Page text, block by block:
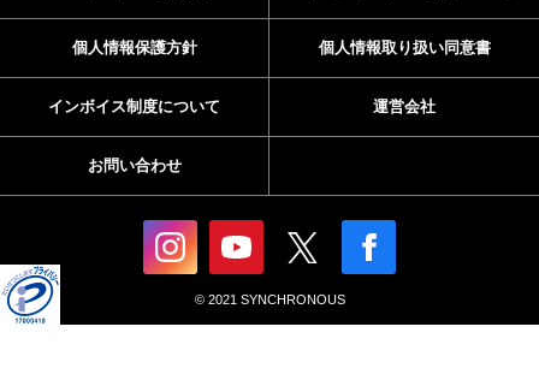
個人情報保護方針 個人情報取り扱い同意書
インボイス制度について 運営会社
お問い合わせ
© 2021 SYNCHRONOUS